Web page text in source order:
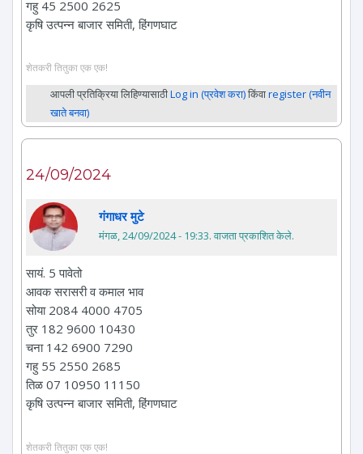
गहु 45 2500 2625
कृषि उत्पन्न बाजार समिती, हिंगणघाट
शेतकरी तितुका एक एक!
आपली प्रतिक्रिया लिहिण्यासाठीLog in (प्रवेश करा)किंवाregister (नवीन
खाते बनवा)
24/09/2024
गंगाधर मुटे
मंगळ, 24/09/2024 - 19:33. वाजता प्रकाशित केले.
सायं. 5 पावेतो
आवक सरासरी व कमाल भाव
सोया 2084 4000 4705
तुर 182 9600 10430
चना 142 6900 7290
गहु 55 2550 2685
तिळ 07 10950 11150
कृषि उत्पन्न बाजार समिती, हिंगणघाट
शेतकरी तितुका एक एक!